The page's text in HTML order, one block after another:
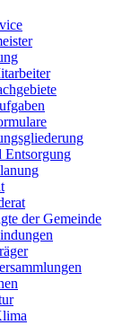
Entsorgung
der Gemeinde